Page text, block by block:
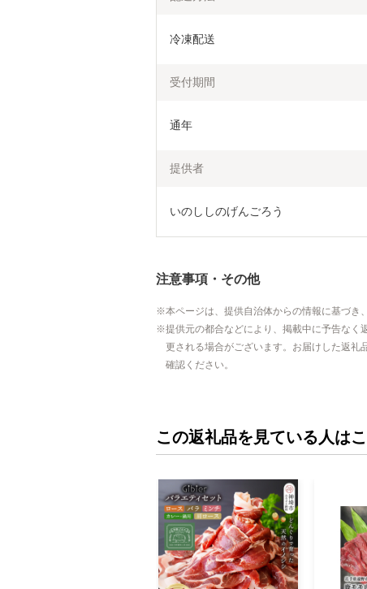
冷凍配送
受付期間
通年
提供者
いのししのげんごろう
注意事項・その他
本ページは、提供自治体からの情報に基づき
提供元の都合などにより、掲載中に予告なく
更される場合がございます。お届けした返礼
確認ください。
この返礼品を見ている人は